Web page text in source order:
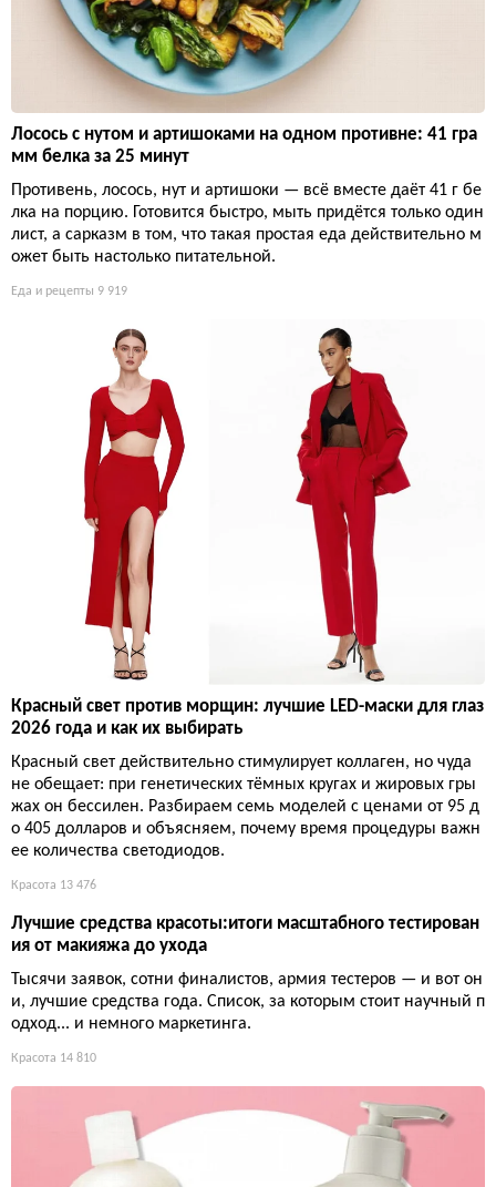
Лосось с нутом и артишоками на одном противне: 41 гра
мм белка за 25 минут
Противень, лосось, нут и артишоки — всё вместе даёт 41 г бе
лка на порцию. Готовится быстро, мыть придётся только один
лист, а сарказм в том, что такая простая еда действительно м
ожет быть настолько питательной.
Еда и рецепты 9 919
Красный свет против морщин: лучшие LED-маски для глаз
2026 года и как их выбирать
Красный свет действительно стимулирует коллаген, но чуда
не обещает: при генетических тёмных кругах и жировых гры
жах он бессилен. Разбираем семь моделей с ценами от 95 д
о 405 долларов и объясняем, почему время процедуры важн
ее количества светодиодов.
Красота 13 476
Лучшие средства красоты:итоги масштабного тестирован
ия от макияжа до ухода
Тысячи заявок, сотни финалистов, армия тестеров — и вот он
и, лучшие средства года. Список, за которым стоит научный п
одход... и немного маркетинга.
Красота 14 810